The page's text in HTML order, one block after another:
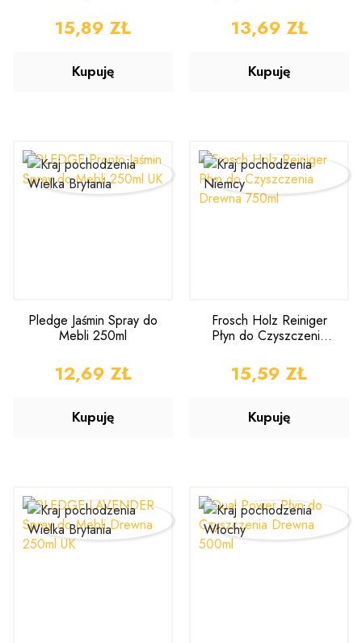
CENA
15,89 ZŁ
Kupuję
CENA
13,69 ZŁ
Kupuję
Pledge Jaśmin Spray do
Mebli 250ml
CENA
12,69 ZŁ
Kupuję
Frosch Holz Reiniger
Płyn do Czyszczenia
CENA
15,59 ZŁ
Kupuję